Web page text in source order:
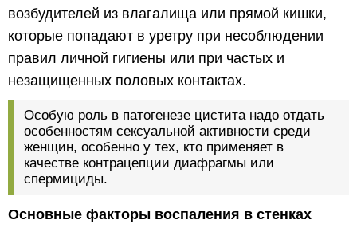
возбудителей из влагалища или прямой кишки,
которые попадают в уретру при несоблюдении
правил личной гигиены или при частых и
незащищенных половых контактах.
Особую роль в патогенезе цистита надо отдать
особенностям сексуальной активности среди
женщин, особенно у тех, кто применяет в
качестве контрацепции диафрагмы или
спермициды.
Основные факторы воспаления в стенках